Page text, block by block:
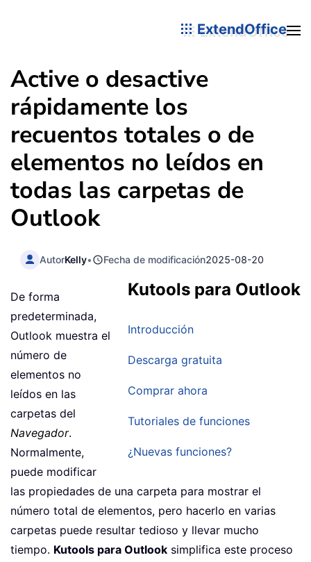
ExtendOffice
Active o desactive
rápidamente los
recuentos totales o de
elementos no leídos en
todas las carpetas de
Outlook
AutorKelly• Fecha de modificación2025-08-20
Kutools para Outlook
Introducción
Descarga gratuita
Comprar ahora
Tutoriales de funciones
¿Nuevas funciones?
De forma
predeterminada,
Outlook muestra el
número de
elementos no
leídos en las
carpetas del
Navegador.
Normalmente,
puede modificar
las propiedades de una carpeta para mostrar el
número total de elementos, pero hacerlo en varias
carpetas puede resultar tedioso y llevar mucho
tiempo. Kutools para Outlook simplifica este proceso